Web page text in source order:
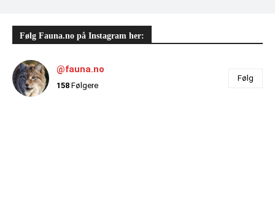
Følg Fauna.no på Instagram her:
@fauna.no
158 Følgere
Følg